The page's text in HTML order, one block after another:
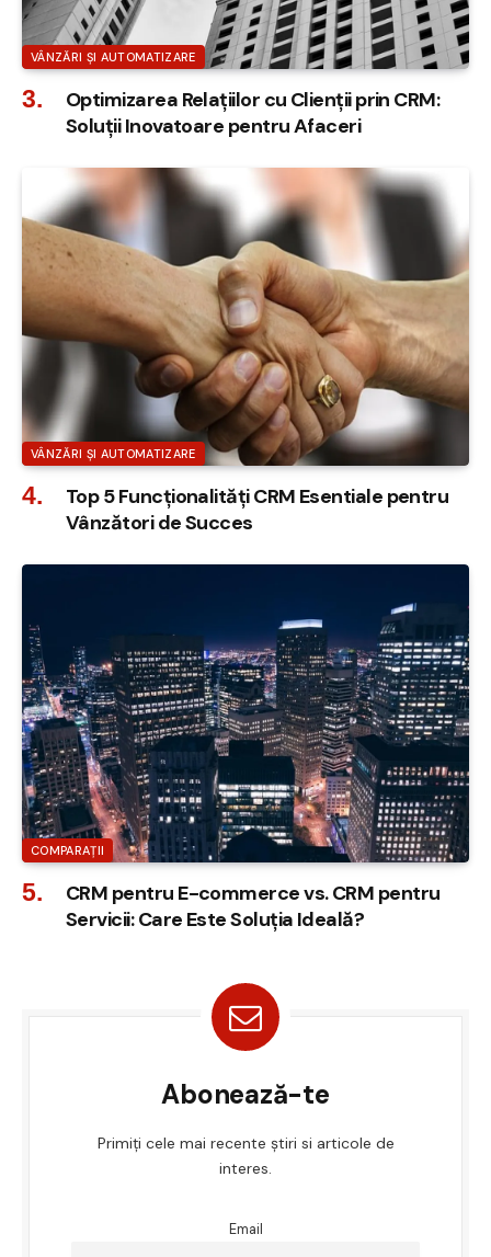
VÂNZĂRI ȘI AUTOMATIZARE
Optimizarea Relațiilor cu Clienții prin CRM:
Soluții Inovatoare pentru Afaceri
VÂNZĂRI ȘI AUTOMATIZARE
Top 5 Funcționalități CRM Esentiale pentru
Vânzători de Succes
COMPARAȚII
CRM pentru E-commerce vs. CRM pentru
Servicii: Care Este Soluția Ideală?
Abonează-te
Primiți cele mai recente știri si articole de
interes.
Email